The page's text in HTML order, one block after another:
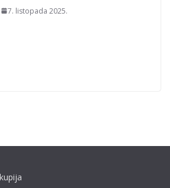
7. listopada 2025.